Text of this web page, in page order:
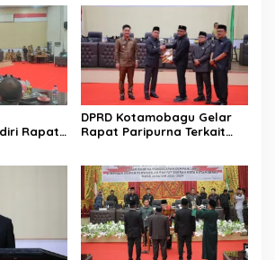
Rapat
DPRD Kotamobagu Gelar
Rapat Paripurna Terkait